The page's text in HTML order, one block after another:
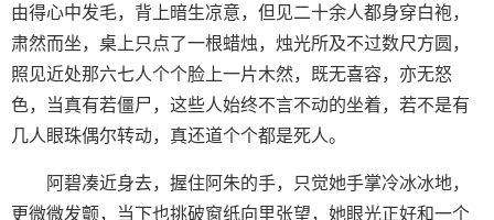
由得心中发毛，背上暗生凉意，但见二十余人都身穿白袍，
肃然而坐，桌上只点了一根蜡烛，烛光所及不过数尺方圆，
照见近处那六七人个个脸上一片木然，既无喜容，亦无怒
色，当真有若僵尸，这些人始终不言不动的坐着，若不是有
几人眼珠偶尔转动，真还道个个都是死人。
阿碧凑近身去，握住阿朱的手，只觉她手掌冷冰冰地，
更微微发颤，当下也挑破窗纸向里张望，她眼光正好和一个